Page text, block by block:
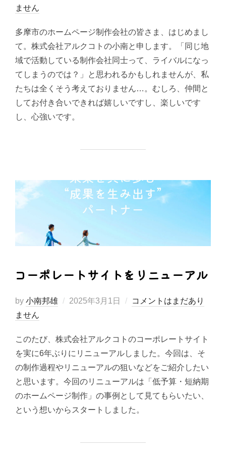
ません
多摩市のホームページ制作会社の皆さま、はじめまし
て。株式会社アルクコトの小南と申します。「同じ地
域で活動している制作会社同士って、ライバルになっ
てしまうのでは？」と思われるかもしれませんが、私
たちは全くそう考えておりません…。むしろ、仲間と
してお付き合いできれば嬉しいですし、楽しいです
し、心強いです。
コーポレートサイトをリニューアル
by 小南邦雄
投
2025年3月1日
コメントはまだあり
ません
このたび、株式会社アルクコトのコーポレートサイト
を実に6年ぶりにリニューアルしました。今回は、そ
の制作過程やリニューアルの狙いなどをご紹介したい
と思います。今回のリニューアルは「低予算・短納期
のホームページ制作」の事例として見てもらいたい、
という想いからスタートしました。